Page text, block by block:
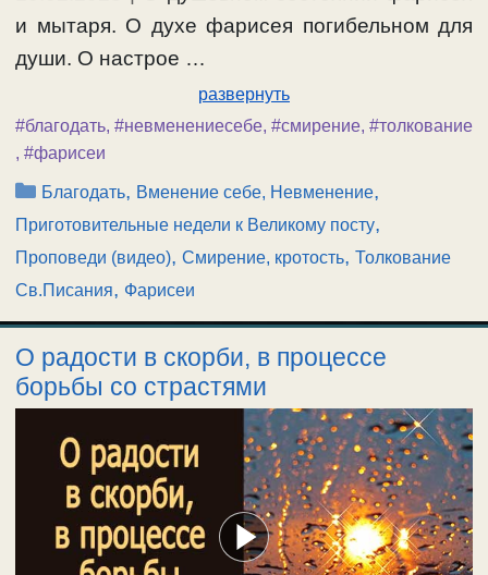
и мытаря. О духе фарисея погибельном для
души. О настрое …
развернуть
#благодать, #невменениесебе, #смирение, #толкование
, #фарисеи
Рубрики
Благодать, Вменение себе, Невменение,
Приготовительные недели к Великому посту,
Проповеди (видео), Смирение, кротость, Толкование
Св.Писания, Фарисеи
О радости в скорби, в процессе
борьбы со страстями